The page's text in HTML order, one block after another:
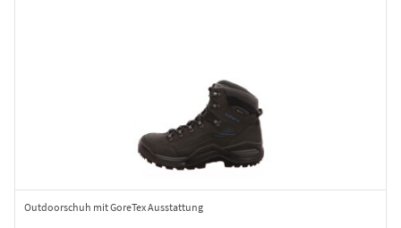
Outdoorschuh mit GoreTex Ausstattung